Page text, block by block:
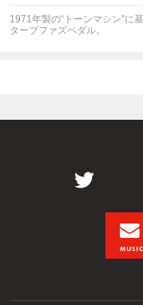
1971年製の“トーンマシン”に
ターブファズペダル。